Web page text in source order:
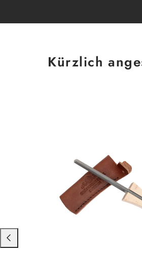
Kürzlich
Nach
links